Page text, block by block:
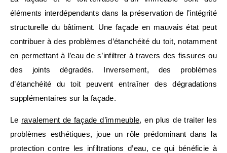
éléments interdépendants dans la préservation de l’intégrité
structurelle du bâtiment. Une façade en mauvais état peut
contribuer à des problèmes d’étanchéité du toit, notamment
en permettant à l’eau de s’infiltrer à travers des fissures ou
des joints dégradés. Inversement, des problèmes
d’étanchéité du toit peuvent entraîner des dégradations
supplémentaires sur la façade.
Le ravalement de façade d’immeuble, en plus de traiter les
problèmes esthétiques, joue un rôle prédominant dans la
protection contre les infiltrations d’eau, ce qui bénéficie à